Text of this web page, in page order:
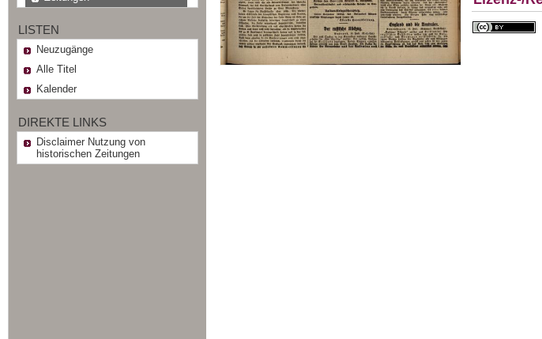
LISTEN
Neuzugänge
Alle Titel
Kalender
DIREKTE LINKS
Disclaimer Nutzung von
historischen Zeitungen